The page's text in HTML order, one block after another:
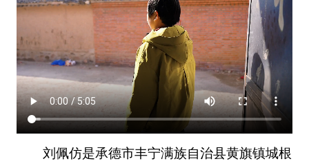
刘佩仿是承德市丰宁满族自治县黄旗镇城根